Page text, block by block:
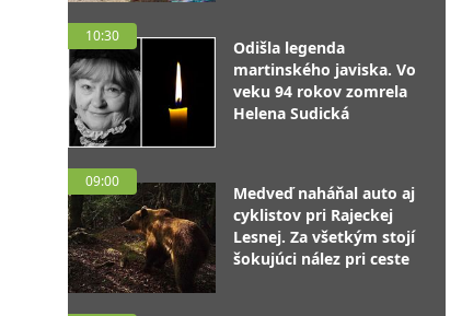
10:30
Odišla legenda
martinského javiska. Vo
veku 94 rokov zomrela
Helena Sudická
09:00
Medveď naháňal auto aj
cyklistov pri Rajeckej
Lesnej. Za všetkým stojí
šokujúci nález pri ceste